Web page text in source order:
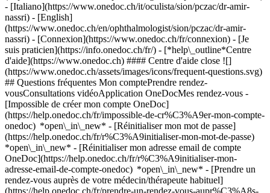
- [Italiano](https://www.onedoc.ch/it/oculista/sion/pczac/dr-amir-
nassri) - [English]
(https://www.onedoc.ch/en/ophthalmologist/sion/pczac/dr-amir-
nassri) - [Connexion](https://www.onedoc.ch/fr/connexion) - [Je
suis praticien](https://info.onedoc.ch/fr/) - [*help\_outline*Centre
d'aide](https://www.onedoc.ch) #### Centre d'aide close ![]
(https://www.onedoc.ch/assets/images/icons/frequent-questions.svg)
## Questions fréquentes Mon comptePrendre rendez-
vousConsultations vidéoApplication OneDocMes rendez-vous -
[Impossible de créer mon compte OneDoc]
(https://help.onedoc.ch/fr/impossible-de-cr%C3%A9er-mon-compte-
onedoc) *open\_in\_new* - [Réinitialiser mon mot de passe]
(https://help.onedoc.ch/fr/r%C3%A9initialiser-mon-mot-de-passe)
*open\_in\_new* - [Réinitialiser mon adresse email de compte
OneDoc](https://help.onedoc.ch/fr/r%C3%A9initialiser-mon-
adresse-email-de-compte-onedoc) *open\_in\_new* - [Prendre un
rendez-vous auprès de votre médecin/thérapeute habituel]
(https://help.onedoc.ch/fr/prendre-un-rendez-vous-aupr%C3%A8s-